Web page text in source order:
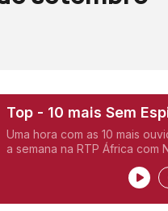
Top - 10 mais Sem
Uma hora com as 10 mais
a semana na RTP África com